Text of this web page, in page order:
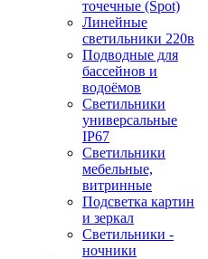
точечные (Spot)
Линейные
светильники 220в
Подводные для
бассейнов и
водоёмов
Светильники
универсальные
IP67
Светильники
мебельные,
витринные
Подсветка картин
и зеркал
Светильники -
ночники